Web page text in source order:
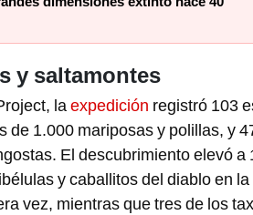
y saltamontes
laexpedición registró 103
de 1.000 mariposas y polillas, y
El descubrimiento elevó a
y caballitos del diablo en
vez, mientras que tres de los